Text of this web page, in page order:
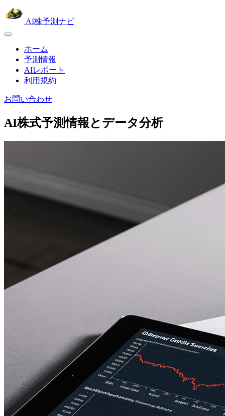
AI株予測ナビ
ホーム
予測情報
AIレポート
利用規約
お問い合わせ
AI株式予測情報とデータ分析